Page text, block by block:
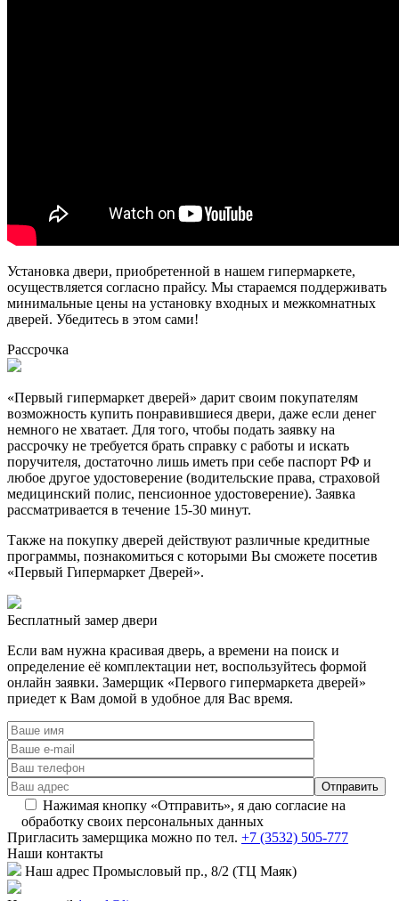
Установка двери, приобретенной в нашем гипермаркете,
осуществляется согласно прайсу. Мы стараемся поддерживать
минимальные цены на установку входных и межкомнатных
дверей. Убедитесь в этом сами!
Рассрочка
«Первый гипермаркет дверей» дарит своим покупателям
возможность купить понравившиеся двери, даже если денег
немного не хватает. Для того, чтобы подать заявку на
рассрочку не требуется брать справку с работы и искать
поручителя, достаточно лишь иметь при себе паспорт РФ и
любое другое удостоверение (водительские права, страховой
медицинский полис, пенсионное удостоверение). Заявка
рассматривается в течение 15-30 минут.
Также на покупку дверей действуют различные кредитные
программы, познакомиться с которыми Вы сможете посетив
«Первый Гипермаркет Дверей».
Бесплатный замер двери
Если вам нужна красивая дверь, а времени на поиск и
определение её комплектации нет, воспользуйтесь формой
онлайн заявки. Замерщик «Первого гипермаркета дверей»
приедет к Вам домой в удобное для Вас время.
Нажимая кнопку «Отправить», я даю согласие на
обработку своих персональных данных
Пригласить замерщика можно по тел. +7 (3532) 505-777
Наши контакты
Наш адрес Промысловый пр., 8/2 (ТЦ Маяк)